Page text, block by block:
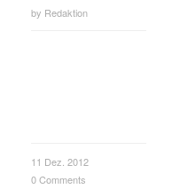
by Redaktion
11 Dez. 2012
0Comments